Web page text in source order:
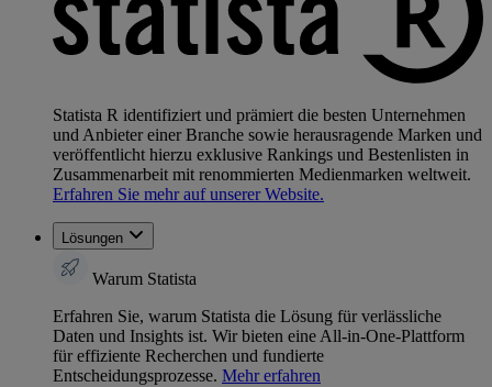
Statista R identifiziert und prämiert die besten Unternehmen
und Anbieter einer Branche sowie herausragende Marken und
veröffentlicht hierzu exklusive Rankings und Bestenlisten in
Zusammenarbeit mit renommierten Medienmarken weltweit.
Erfahren Sie mehr auf unserer Website.
Lösungen
Warum Statista
Erfahren Sie, warum Statista die Lösung für verlässliche
Daten und Insights ist. Wir bieten eine All-in-One-Plattform
für effiziente Recherchen und fundierte
Entscheidungsprozesse. Mehr erfahren